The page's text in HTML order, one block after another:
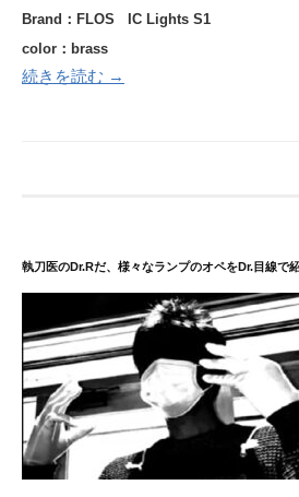
Brand：FLOS IC Lights S1
color：brass
続きを読む →
執刀医のDr.Rだ、様々なランプのオペをDr.目線で